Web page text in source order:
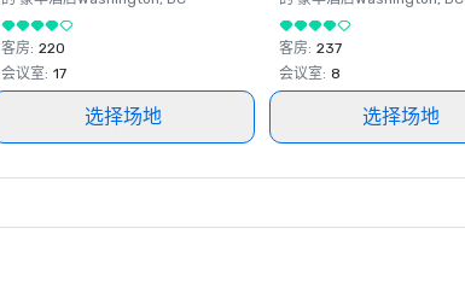
客房: 220
会议室: 17
选择场地
客房: 237
会议室: 8
选择场地